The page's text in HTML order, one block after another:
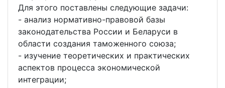
Для этого поставлены следующие задачи:
- анализ нормативно-правовой базы
законодательства России и Беларуси в
области создания таможенного союза;
- изучение теоретических и практических
аспектов процесса экономической
интеграции;